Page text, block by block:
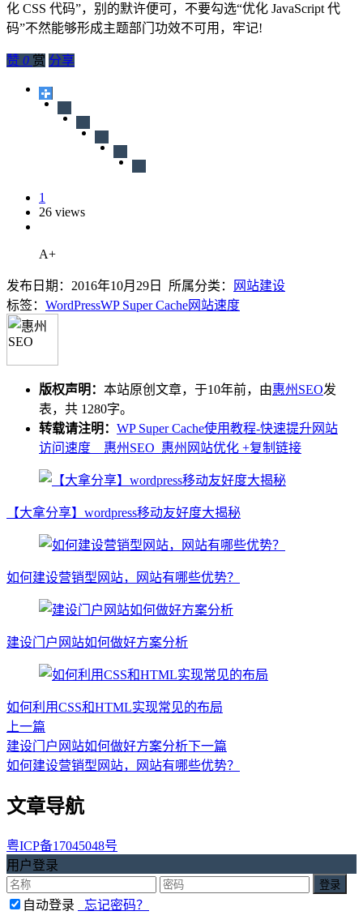
化 CSS 代码”，别的默许便可，不要勾选“优化 JavaScript 代
码”不然能够形成主题部门功效不可用，牢记!
赞 0 赏 分享
1
26 views
A+
发布日期：2016年10月29日 所属分类：
网站建设
标签： WordPressWP Super Cache网站速度
版权声明： 本站原创文章，于10年前，由惠州SEO发
表，共 1280字。
转载请注明： WP Super Cache使用教程-快速提升网站
访问速度 _ 惠州SEO_惠州网站优化 +复制链接
【大拿分享】wordpress移动友好度大揭秘
如何建设营销型网站，网站有哪些优势？
建设门户网站如何做好方案分析
如何利用CSS和HTML实现常见的布局
上一篇
建设门户网站如何做好方案分析下一篇
如何建设营销型网站，网站有哪些优势？
文章导航
粤ICP备17045048号
用户登录
自动登录 忘记密码？